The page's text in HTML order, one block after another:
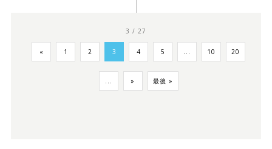
3 / 27
« 1 2 3 4 5 10 20
» 最後 »